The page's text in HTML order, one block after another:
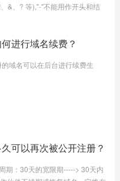
&、? 等),"-"不能用作开头和结
进行域名续费？
域名可以在后台进行续费生
可以再次被公开注册？
期：30天的宽限期-----> 30天内